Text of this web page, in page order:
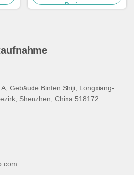
Preis
Gebäude Binfen Shiji, Longxiang-
Shenzhen, China 518172